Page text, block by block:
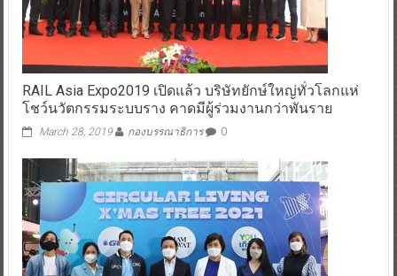
RAIL Asia Expo2019 เปิดแล้ว บริษัทยักษ์ใหญ่ทั่วโลกแห่
โชว์นวัตกรรมระบบราง คาดมีผู้ร่วมงานกว่าพันราย
March 28, 2019 กองบรรณาธิการ 0